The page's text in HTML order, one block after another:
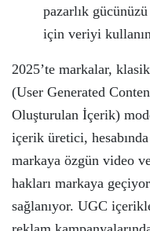
pazarlık
için veriyi
2025’te markalar,
(User Generated
Oluşturulan İçerik)
içerik üretici,
markaya özgün video
hakları markaya
sağlanıyor. UGC